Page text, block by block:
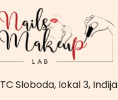
TC Sloboda, lokal 3, Inđija